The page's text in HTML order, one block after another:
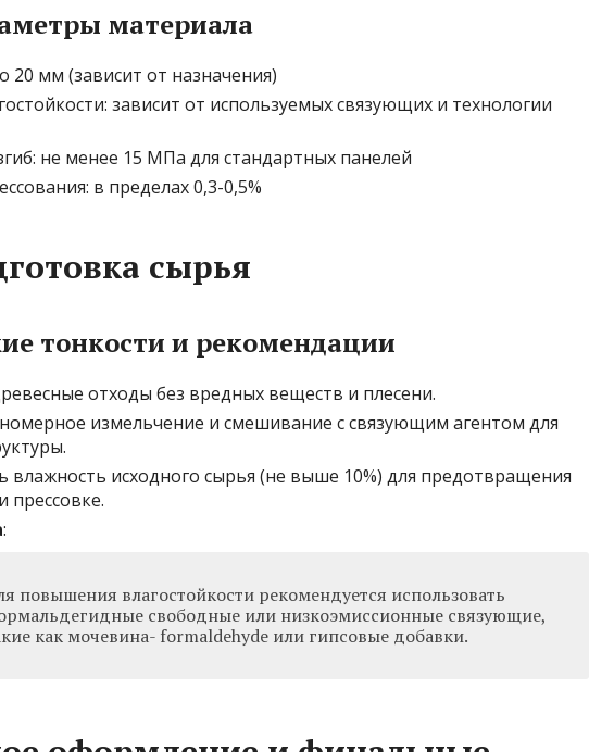
материала
20 мм (зависит от назначения)
зависит от используемых связующих и технологии
не менее 15 МПа для стандартных панелей
в пределах 0,3-0,5%
сырья
тонкости и рекомендации
отходы без вредных веществ и плесени.
измельчение и смешивание с связующим агентом для
влажность исходного сырья (не выше 10%) для предотвращения
:
повышения влагостойкости рекомендуется использовать
свободные или низкоэмиссионные связующие,
как мочевина- formaldehyde или гипсовые добавки.